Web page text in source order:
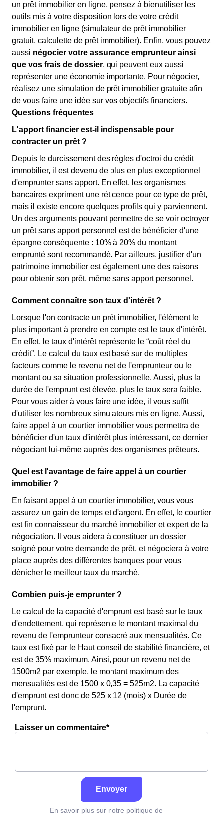
un prêt immobilier en ligne, pensez à bienutiliser les
outils mis à votre disposition lors de votre crédit
immobilier en ligne (simulateur de prêt immobilier
gratuit, calculette de prêt immobilier). Enfin, vous pouvez
aussi négocier votre assurance emprunteur ainsi
que vos frais de dossier, qui peuvent eux aussi
représenter une économie importante. Pour négocier,
réalisez une simulation de prêt immobilier gratuite afin
de vous faire une idée sur vos objectifs financiers.
Questions fréquentes
L'apport financier est-il indispensable pour
contracter un prêt ?
Depuis le durcissement des règles d'octroi du crédit
immobilier, il est devenu de plus en plus exceptionnel
d'emprunter sans apport. En effet, les organismes
bancaires expriment une réticence pour ce type de prêt,
mais il existe encore quelques profils qui y parviennent.
Un des arguments pouvant permettre de se voir octroyer
un prêt sans apport personnel est de bénéficier d'une
épargne conséquente : 10% à 20% du montant
emprunté sont recommandé. Par ailleurs, justifier d'un
patrimoine immobilier est également une des raisons
pour obtenir son prêt, même sans apport personnel.
Comment connaître son taux d'intérêt ?
Lorsque l'on contracte un prêt immobilier, l'élément le
plus important à prendre en compte est le taux d'intérêt.
En effet, le taux d'intérêt représente le “coût réel du
crédit”. Le calcul du taux est basé sur de multiples
facteurs comme le revenu net de l'emprunteur ou le
montant ou sa situation professionnelle. Aussi, plus la
durée de l'emprunt est élevée, plus le taux sera faible.
Pour vous aider à vous faire une idée, il vous suffit
d'utiliser les nombreux simulateurs mis en ligne. Aussi,
faire appel à un courtier immobilier vous permettra de
bénéficier d'un taux d'intérêt plus intéressant, ce dernier
négociant lui-même auprès des organismes prêteurs.
Quel est l'avantage de faire appel à un courtier
immobilier ?
En faisant appel à un courtier immobilier, vous vous
assurez un gain de temps et d'argent. En effet, le courtier
est fin connaisseur du marché immobilier et expert de la
négociation. Il vous aidera à constituer un dossier
soigné pour votre demande de prêt, et négociera à votre
place auprès des différentes banques pour vous
dénicher le meilleur taux du marché.
Combien puis-je emprunter ?
Le calcul de la capacité d'emprunt est basé sur le taux
d'endettement, qui représente le montant maximal du
revenu de l'emprunteur consacré aux mensualités. Ce
taux est fixé par le Haut conseil de stabilité financière, et
est de 35% maximum. Ainsi, pour un revenu net de
1500m2 par exemple, le montant maximum des
mensualités est de 1500 x 0,35 = 525m2. La capacité
d'emprunt est donc de 525 x 12 (mois) x Durée de
l'emprunt.
Laisser un commentaire*
Envoyer
En savoir plus sur notre politique de